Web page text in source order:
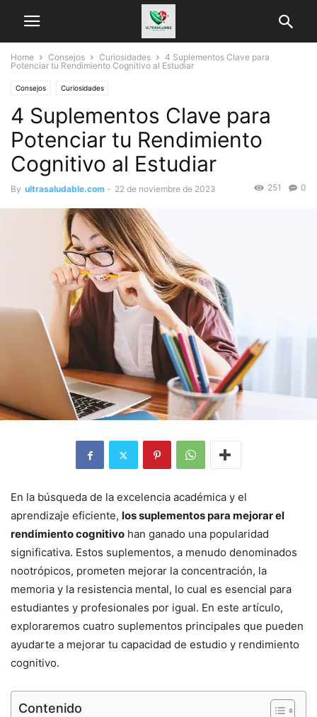
Home Consejos Curiosidades
4 Suplementos Clave para
Potenciar tu Rendimiento Cognitivo al Estudiar
Consejos Curiosidades
4 Suplementos Clave para
Potenciar tu Rendimiento
Cognitivo al Estudiar
By ultrasaludable.com - 22 de noviembre de 2023 0
251
En la búsqueda de la excelencia académica y el
aprendizaje eficiente, los suplementos para mejorar el
rendimiento cognitivo han ganado una popularidad
significativa. Estos suplementos, a menudo denominados
nootrópicos, prometen mejorar la concentración, la
memoria y la resistencia mental, lo cual es esencial para
estudiantes y profesionales por igual. En este artículo,
exploraremos cuatro suplementos principales que pueden
ayudarte a mejorar tu capacidad de estudio y rendimiento
cognitivo.
Contenido